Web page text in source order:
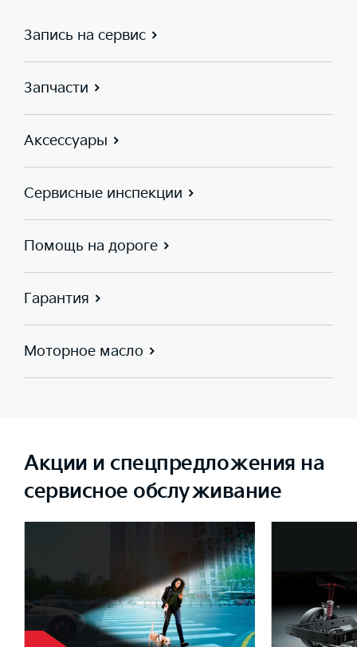
Запись на сервис
Запчасти
Аксессуары
Сервисные инспекции
Помощь на дороге
Гарантия
Моторное масло
Акции и спецпредложения на
сервисное обслуживание